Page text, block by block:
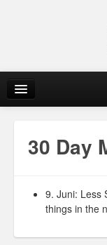
Archive
30 Day
9. Juni: Less
things in the